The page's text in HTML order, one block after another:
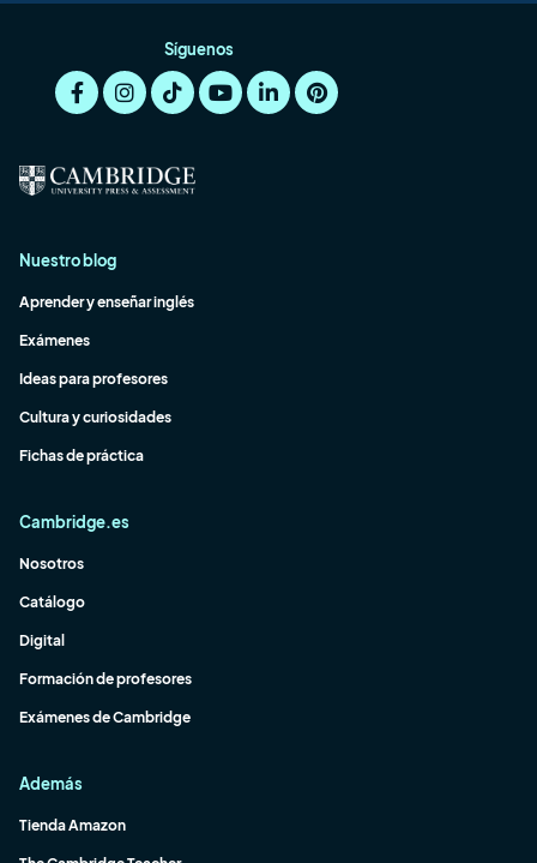
Síguenos
Nuestro blog
Aprender y enseñar inglés
Exámenes
Ideas para profesores
Cultura y curiosidades
Fichas de práctica
Cambridge.es
Nosotros
Catálogo
Digital
Formación de profesores
Exámenes de Cambridge
Además
Tienda Amazon